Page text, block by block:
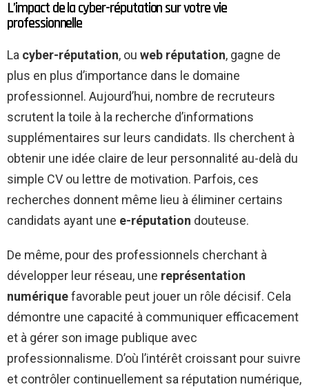
L’impact de la cyber-réputation sur votre vie
professionnelle
La cyber-réputation, ou web réputation, gagne de
plus en plus d’importance dans le domaine
professionnel. Aujourd’hui, nombre de recruteurs
scrutent la toile à la recherche d’informations
supplémentaires sur leurs candidats. Ils cherchent à
obtenir une idée claire de leur personnalité au-delà du
simple CV ou lettre de motivation. Parfois, ces
recherches donnent même lieu à éliminer certains
candidats ayant une e-réputation douteuse.
De même, pour des professionnels cherchant à
développer leur réseau, une représentation
numériquefavorable peut jouer un rôle décisif. Cela
démontre une capacité à communiquer efficacement
et à gérer son image publique avec
professionnalisme. D’où l’intérêt croissant pour suivre
et contrôler continuellement sa réputation numérique,